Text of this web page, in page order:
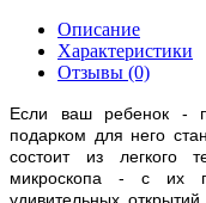
Описание
Характеристики
Отзывы (0)
Если ваш ребенок -
подарком для него
состоит из легкого
микроскопа - с их